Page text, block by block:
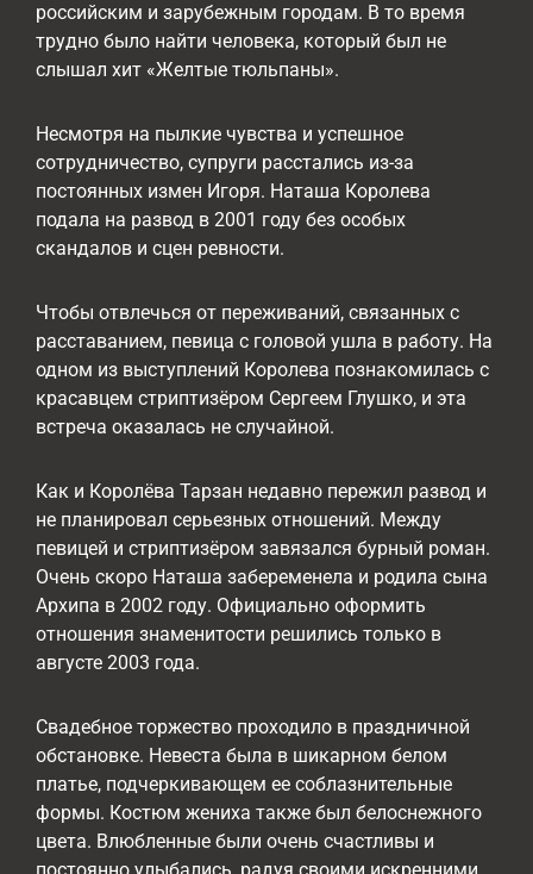
российским и зарубежным городам. В то время
трудно было найти человека, который был не
слышал хит «Желтые тюльпаны».
Несмотря на пылкие чувства и успешное
сотрудничество, супруги расстались из-за
постоянных измен Игоря. Наташа Королева
подала на развод в 2001 году без особых
скандалов и сцен ревности.
Чтобы отвлечься от переживаний, связанных с
расставанием, певица с головой ушла в работу. На
одном из выступлений Королева познакомилась с
красавцем стриптизёром Сергеем Глушко, и эта
встреча оказалась не случайной.
Как и Королёва Тарзан недавно пережил развод и
не планировал серьезных отношений. Между
певицей и стриптизёром завязался бурный роман.
Очень скоро Наташа забеременела и родила сына
Архипа в 2002 году. Официально оформить
отношения знаменитости решились только в
августе 2003 года.
Свадебное торжество проходило в праздничной
обстановке. Невеста была в шикарном белом
платье, подчеркивающем ее соблазнительные
формы. Костюм жениха также был белоснежного
цвета. Влюбленные были очень счастливы и